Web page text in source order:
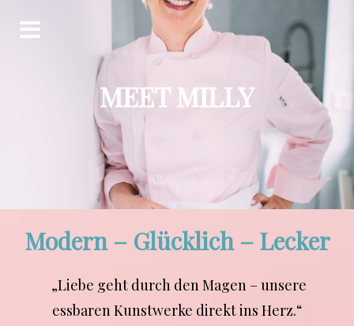
MEET MILLY
Modern – Glücklich – Lecker
„Liebe geht durch den Magen – unsere
essbaren Kunstwerke direkt ins Herz.“